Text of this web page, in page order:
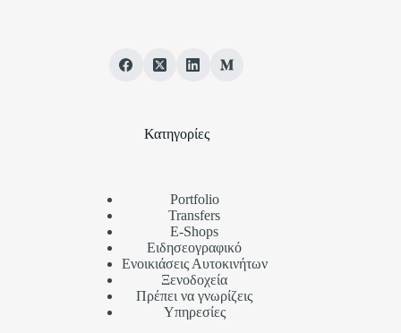
Κατηγορίες
Portfolio
Transfers
Ε-Shops
Ειδησεογραφικό
Ενοικιάσεις Αυτοκινήτων
Ξενοδοχεία
Πρέπει να γνωρίζεις
Υπηρεσίες